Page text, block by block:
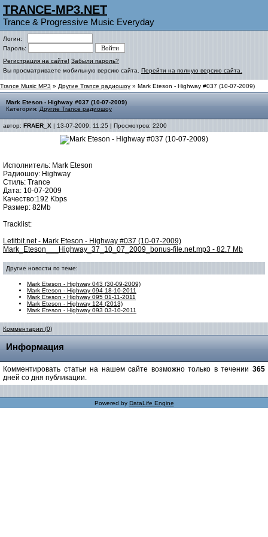
TRANCE-MP3.NET
Trance & Progressive Music Everyday
Логин:
Пароль:
Регистрация на сайте! Забыли пароль?
Вы просматриваете мобильную версию сайта. Перейти на полную версию сайта.
Trance Music MP3 » Другие Trance радиошоу » Mark Eteson - Highway #037 (10-07-2009)
Mark Eteson - Highway #037 (10-07-2009)
Категория: Другие Trance радиошоу
автор: FRAER_X | 13-07-2009, 11:25 | Просмотров: 2200
Исполнитель: Mark Eteson
Радиошоу: Highway
Стиль: Trance
Дата: 10-07-2009
Качество:192 Kbps
Размер: 82Mb
Tracklist:
Letitbit.net - Mark Eteson - Highway #037 (10-07-2009)
Mark_Eteson___Highway_37_10_07_2009_bonus-file.net.mp3 - 82.7 Mb
Другие новости по теме:
Mark Eteson - Highway 043 (30-09-2009)
Mark Eteson - Highway 094 18-10-2011
Mark Eteson - Highway 095 01-11-2011
Mark Eteson - Highway 124 (2013)
Mark Eteson - Highway 093 03-10-2011
Комментарии (0)
Информация
Комментировать статьи на нашем сайте возможно только в течении 365
дней со дня публикации.
Powered by DataLife Engine